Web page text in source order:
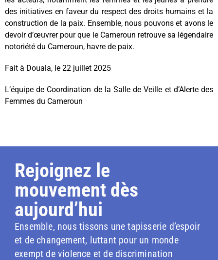
des initiatives en faveur du respect des droits humains et la
construction de la paix. Ensemble, nous pouvons et avons le
devoir d’œuvrer pour que le Cameroun retrouve sa légendaire
notoriété du Cameroun, havre de paix.
Fait à Douala, le 22 juillet 2025
L’équipe de Coordination de la Salle de Veille et d’Alerte des
Femmes du Cameroun
Rejoignez le
mouvement dès
aujourd’hui
Ensemble, nous tissons une tapisserie d’espoir
et de changement, luttant pour un monde
exempt de violence et de discrimination